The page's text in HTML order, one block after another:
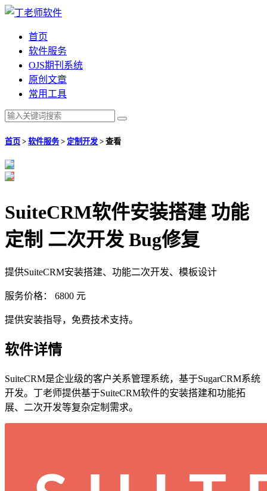
首页
软件服务
OJS期刊系统
原创文章
常用工具
首页 > 软件服务> 定制开发 > 查看
SuiteCRM软件安装搭建 功能
定制 二次开发 Bug修复
提供SuiteCRM安装搭建、功能二次开发、模板设计
服务价格： 6800 元
提供安装指导，免费技术支持。
软件详情
SuiteCRM是企业级的客户关系管理系统，基于SugarCRM系统
开发。丁老师提供基于SuiteCRM软件的安装搭建和功能拓
展、二次开发等复杂定制需求。